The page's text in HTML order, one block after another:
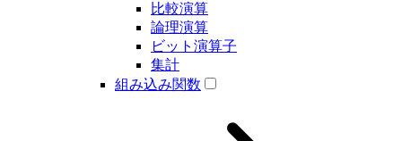
比較演算
論理演算
ビット演算子
集計
組み込み関数